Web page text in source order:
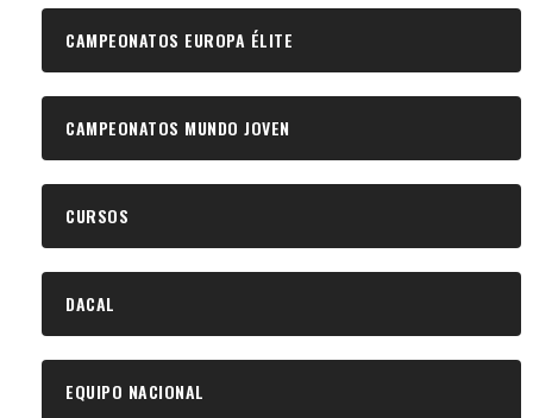
CAMPEONATOS EUROPA ÉLITE
CAMPEONATOS MUNDO JOVEN
CURSOS
DACAL
EQUIPO NACIONAL